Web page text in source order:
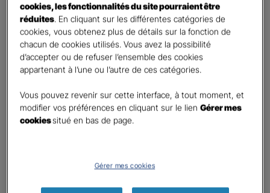
United
States
+1
E-mail
En cochant cette case et en soumettant ce formulaire,
j'accepte que mes données personnelles soient utilisées
cookies, les fonctionnalités du site pourraient être
réduites. En cliquant sur les différentes catégories de
cookies, vous obtenez plus de détails sur la fonction de
chacun de cookies utilisés. Vous avez la possibilité
d’accepter ou de refuser l’ensemble des cookies
appartenant à l’une ou l’autre de ces catégories.
Vous pouvez revenir sur cette interface, à tout moment, et
modifier vos préférences en cliquant sur le lienGérer mes
cookiessitué en bas de page.
Gérer mes cookies